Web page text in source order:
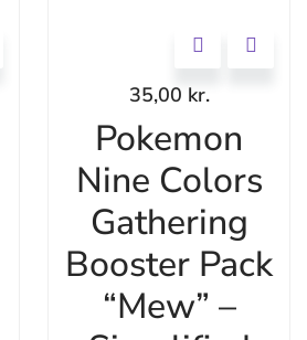
35,00 kr.
Pokemon
Nine Colors
Gathering
Booster Pack
“Mew” –